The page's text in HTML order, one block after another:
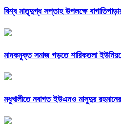
বিশ্ব মাতৃদুগ্ধ সপ্তাহ উপলক্ষে
মাদকমুক্ত সমাজ গড়তে শারিকতলা
মধুখালীতে নবাগত ইউএনও মাসুদুর